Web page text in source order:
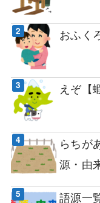
おふく
えぞ【
らちが
源・由
語源一